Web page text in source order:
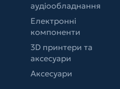
аудіообладнання
Електронні
компоненти
3D принтери та
аксесуари
Аксесуари